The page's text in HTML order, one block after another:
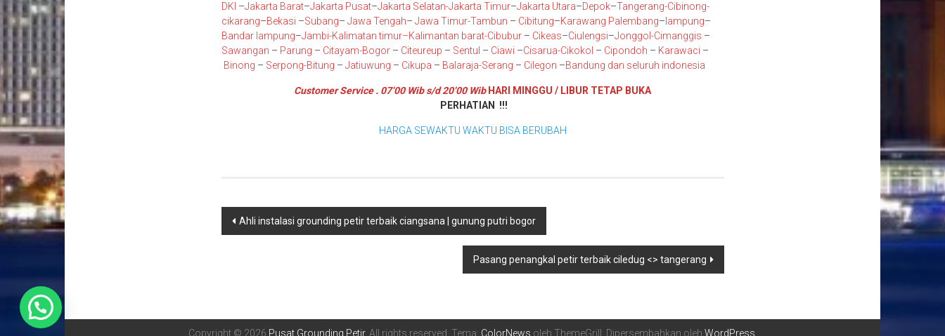
DKI –Jakarta Barat–Jakarta Pusat–Jakarta Selatan-Jakarta Timur–Jakarta Utara–Depok–Tangerang-Cibinong-
cikarang–Bekasi –Subang– Jawa Tengah– Jawa Timur-Tambun – Cibitung–Karawang Palembang– lampung–
Bandar lampung–Jambi-Kalimatan timur–Kalimantan barat-Cibubur– Cikeas–Ciulengsi–Jonggol -Cimanggis –
Sawangan – Parung – Citayam-Bogor– Citeureup – Sentul – Ciawi –Cisarua-Cikokol – Cipondoh – Karawaci –
Binong – Serpong-Bitung – Jatiuwung – Cikupa – Balaraja-Serang – Cilegon –Bandung dan seluruh indonesia
Customer Service . 07’00 Wib s/d 20’00 WibHARI MINGGU / LIBUR TETAP BUKA
PERHATIAN !!!
HARGA SEWAKTU WAKTU BISA BERUBAH
Navigasi
Ahli instalasi grounding petir terbaik ciangsana | gunung putri bogor
Pasang penangkal petir terbaik ciledug <> tangerang
Copyright © 2026 Pusat Grounding Petir. All rights reserved. Tema: ColorNews oleh ThemeGrill. Dipersembahkan oleh WordPress